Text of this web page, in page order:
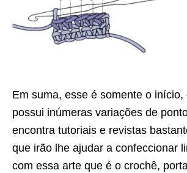
Em suma, esse é somente o início,
possui inúmeras variações de
encontra tutoriais e revistas
que irão lhe ajudar a confeccionar
com essa arte que é o crochê,